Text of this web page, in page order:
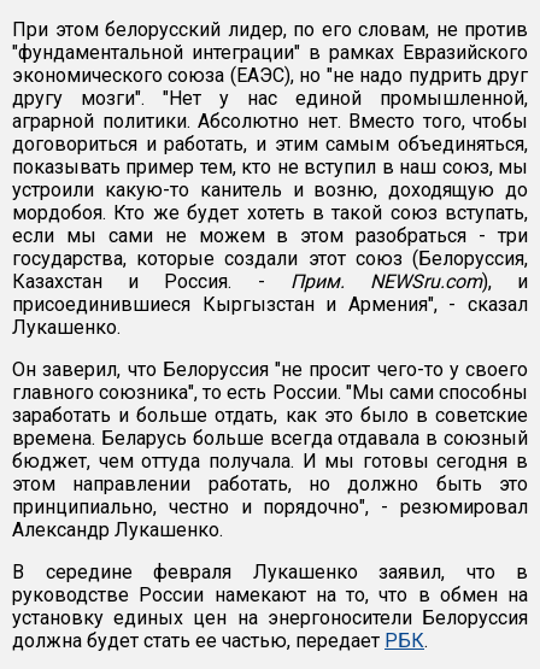
При этом белорусский лидер, по его словам, не против
"фундаментальной интеграции" в рамках Евразийского
экономического союза (ЕАЭС), но "не надо пудрить друг
другу мозги". "Нет у нас единой промышленной,
аграрной политики. Абсолютно нет. Вместо того, чтобы
договориться и работать, и этим самым объединяться,
показывать пример тем, кто не вступил в наш союз, мы
устроили какую-то канитель и возню, доходящую до
мордобоя. Кто же будет хотеть в такой союз вступать,
если мы сами не можем в этом разобраться - три
государства, которые создали этот союз (Белоруссия,
Казахстан и Россия. - Прим. NEWSru.com), и
присоединившиеся Кыргызстан и Армения", - сказал
Лукашенко.
Он заверил, что Белоруссия "не просит чего-то у своего
главного союзника", то есть России. "Мы сами способны
заработать и больше отдать, как это было в советские
времена. Беларусь больше всегда отдавала в союзный
бюджет, чем оттуда получала. И мы готовы сегодня в
этом направлении работать, но должно быть это
принципиально, честно и порядочно", - резюмировал
Александр Лукашенко.
В середине февраля Лукашенко заявил, что в
руководстве России намекают на то, что в обмен на
установку единых цен на энергоносители Белоруссия
должна будет стать ее частью, передает РБК.